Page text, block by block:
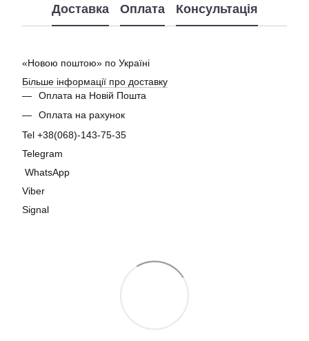
Доставка Оплата Консультація
«Новою поштою» по Україні
Більше інформації про доставку
Оплата на Новій Пошта
Оплата на рахунок
Tel +38(068)-143-75-35
Telegram
WhatsApp
Viber
Signal